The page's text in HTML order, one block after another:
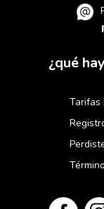
¿qué
Tarifas